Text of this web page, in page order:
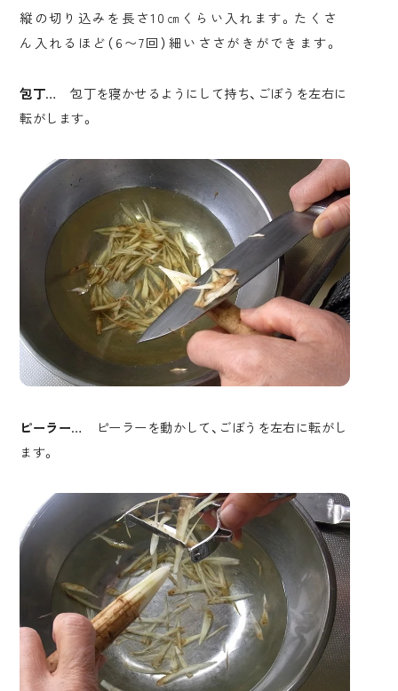
縦の切り込みを長さ10㎝くらい入れます。たくさ
ん入れるほど（6〜7回）細いささがきができます。
包丁… 包丁を寝かせるようにして持ち、ごぼうを左右に
転がします。
ピーラー… ピーラーを動かして、ごぼうを左右に転がし
ます。